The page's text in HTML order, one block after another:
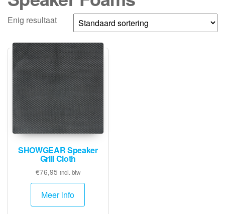
Enig resultaat
SHOWGEAR Speaker
Grill Cloth
€76,95 incl. btw
Meer info